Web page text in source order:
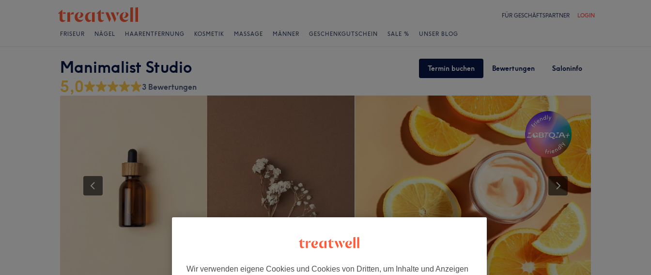
FÜR GESCHÄFTSPARTNER LOGIN
FRISEUR NÄGEL HAARENTFERNUNG KOSMETIK MASSAGE MÄNNER GESCHENKGUTSCHEIN SALE % UNSER BLOG
Manimalist Studio Termin buchen Bewertungen Saloninfo
5,0 3 Bewertungen
Wir verwenden eigene Cookies und Cookies von Dritten, um Inhalte und Anzeigen